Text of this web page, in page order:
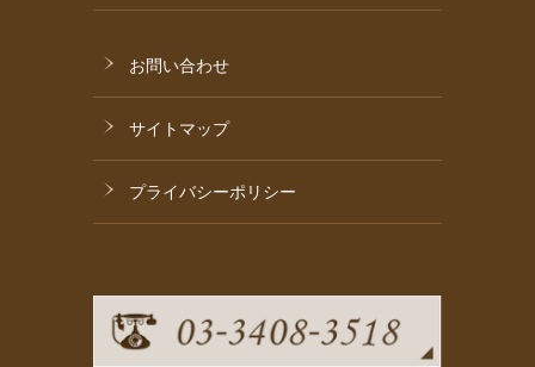
お問い合わせ
サイトマップ
プライバシーポリシー